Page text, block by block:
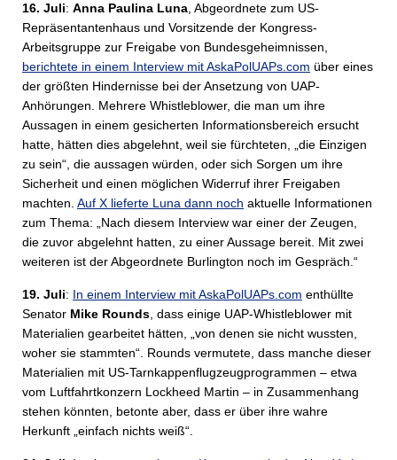
16. Juli: Anna Paulina Luna , Abgeordnete zum US-
Repräsentantenhaus und Vorsitzende der Kongress-
Arbeitsgruppe zur Freigabe von Bundesgeheimnissen,
berichtete in einem Interview mit AskaPolUAPs.com über eines
der größten Hindernisse bei der Ansetzung von UAP-
Anhörungen. Mehrere Whistleblower, die man um ihre
Aussagen in einem gesicherten Informationsbereich ersucht
hatte, hätten dies abgelehnt, weil sie fürchteten, „die Einzigen
zu sein“, die aussagen würden, oder sich Sorgen um ihre
Sicherheit und einen möglichen Widerruf ihrer Freigaben
machten. Auf X lieferte Luna dann noch aktuelle Informationen
zum Thema: „Nach diesem Interview war einer der Zeugen,
die zuvor abgelehnt hatten, zu einer Aussage bereit. Mit zwei
weiteren ist der Abgeordnete Burlington noch im Gespräch.“
19. Juli: In einem Interview mit AskaPolUAPs.com enthüllte
Senator Mike Rounds , dass einige UAP-Whistleblower mit
Materialien gearbeitet hätten, „von denen sie nicht wussten,
woher sie stammten“. Rounds vermutete, dass manche dieser
Materialien mit US-Tarnkappenflugzeugprogrammen – etwa
vom Luftfahrtkonzern Lockheed Martin – in Zusammenhang
stehen könnten, betonte aber, dass er über ihre wahre
Herkunft „einfach nichts weiß“.